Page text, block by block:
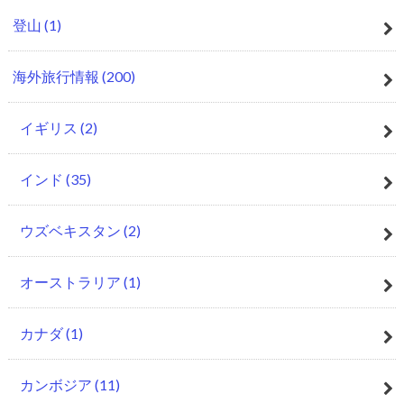
登山 (1)
海外旅行情報 (200)
イギリス (2)
インド (35)
ウズベキスタン (2)
オーストラリア (1)
カナダ(1)
カンボジア (11)